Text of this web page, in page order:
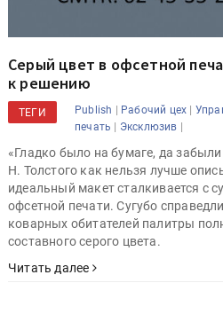
Серый цвет в офсетной
к решению
ТЕГИ Publish | Рабочий цех |
печать | Эксклюзив |
«Гладко было на бумаге, да
Н. Толстого как нельзя лучше
идеальный макет сталкивается с
офсетной печати. Сугубо
коварных обитателей палитры
составного серого цвета.
Читать далее